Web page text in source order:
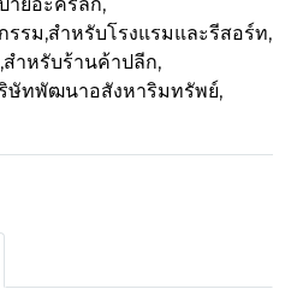
รรม,สำหรับโรงแรมและรีสอร์ท,
,สำหรับร้านค้าปลีก,
ษัทพัฒนาอสังหาริมทรัพย์,